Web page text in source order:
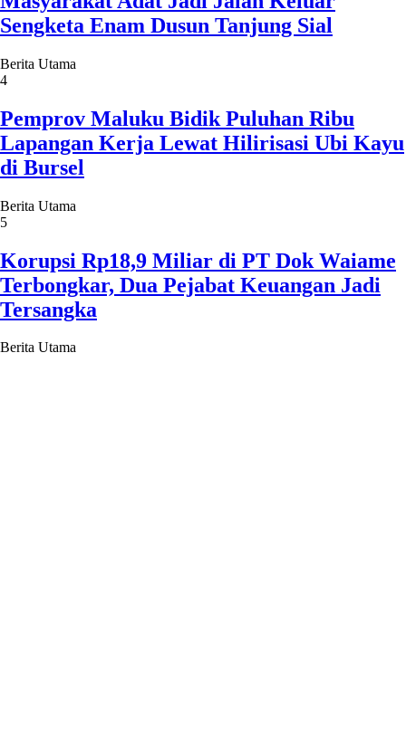
Sengketa Enam Dusun Tanjung Sial
Berita Utama
4
Pemprov Maluku Bidik Puluhan Ribu
Lapangan Kerja Lewat Hilirisasi Ubi Kayu
di Bursel
Berita Utama
5
Korupsi Rp18,9 Miliar di PT Dok Waiame
Terbongkar, Dua Pejabat Keuangan Jadi
Tersangka
Berita Utama